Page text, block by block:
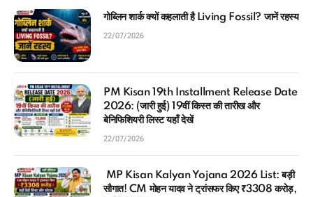
गोब्लिन शार्क क्यों कहलाती है Living Fossil? जानें रहस्य
22/07/2026
PM Kisan 19th Installment Release Date
2026: (जारी हुई) 19वीं किस्त की तारीख और
बेनिफिशियरी लिस्ट यहाँ देखें
22/07/2026
MP Kisan Kalyan Yojana 2026 List: बड़ी
सौगात! CM मोहन यादव ने ट्रांसफर किए ₹3308 करोड़,